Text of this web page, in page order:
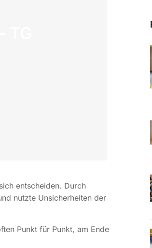
entscheiden. Durch
nutzte Unsicherheiten der
Punkt für Punkt, am Ende